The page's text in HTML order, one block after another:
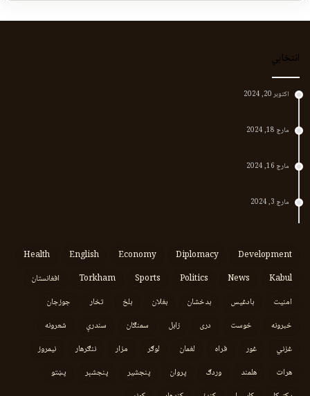
انتخابي
اکتوبر 20, 2024
مارچ 18, 2024
مارچ 16, 2024
مارچ 3, 2024
Development
Diplomacy
Economy
English
Health
Kabul
News
Politics
Sports
Torkham
افغانستان
امنیت
بادغیس بدخشان بغلان بلخ تخار
جوزجان
خبرونه
خوست دری زابل سمنګان سندرې
شعرونه
غزني
غور فراه لغمان لوګر مزار ننګرهار
نیمروز
هرات
هلمند وردګ پروان پنجشیر پنجشېر
پښتو